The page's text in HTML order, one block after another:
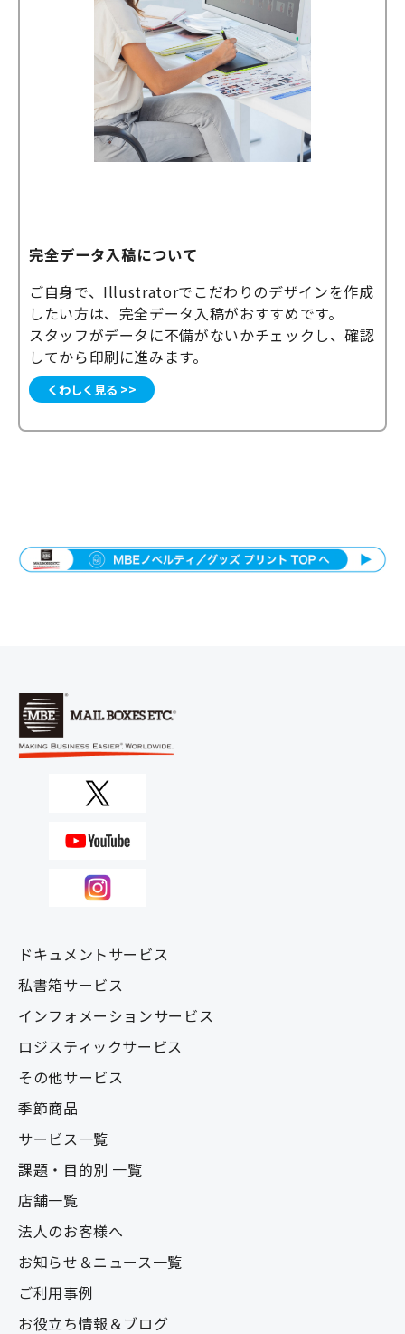
完全データ入稿について
ご自身で、Illustratorでこだわりのデザインを作成
したい方は、完全データ入稿がおすすめです。
スタッフがデータに不備がないかチェックし、確認
してから印刷に進みます。
くわしく見る >>
ドキュメントサービス
私書箱サービス
インフォメーションサービス
ロジスティックサービス
その他サービス
季節商品
サービス一覧
課題・目的別 一覧
店舗一覧
法人のお客様へ
お知らせ＆ニュース一覧
ご利用事例
お役立ち情報＆ブログ